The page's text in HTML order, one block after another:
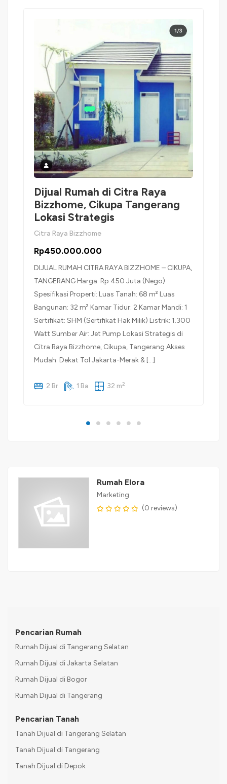
Dijual Rumah di Citra Raya
Bizzhome, Cikupa Tangerang
Lokasi Strategis
Citra Raya Bizzhome
Rp450.000.000
DIJUAL RUMAH CITRA RAYA BIZZHOME – CIKUPA,
TANGERANG Harga: Rp 450 Juta (Nego)
Spesifikasi Properti: Luas Tanah: 68 m² Luas
Bangunan: 32 m² Kamar Tidur: 2 Kamar Mandi: 1
Sertifikat: SHM (Sertifikat Hak Milik) Listrik: 1.300
Watt Sumber Air: Jet Pump Lokasi Strategis di
Citra Raya Bizzhome, Cikupa, Tangerang Akses
Mudah: Dekat Tol Jakarta-Merak & […]
2 Br 1 Ba 32 m2
Rumah Elora
Marketing
(0 reviews)
Pencarian Rumah
Rumah Dijual di Tangerang Selatan
Rumah Dijual di Jakarta Selatan
Rumah Dijual di Bogor
Rumah Dijual di Tangerang
Pencarian Tanah
Tanah Dijual di Tangerang Selatan
Tanah Dijual di Tangerang
Tanah Dijual di Depok